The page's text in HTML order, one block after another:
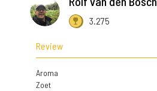
3.275
Review
Aroma
Zoet